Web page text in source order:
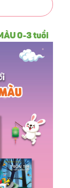
0-3 tuổi